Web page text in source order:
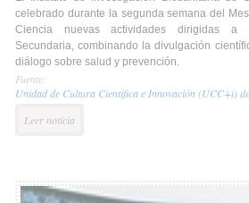
celebrado durante la segunda semana del
Ciencia nuevas actividades dirigidas a
Secundaria, combinando la divulgación
diálogo sobre salud y prevención.
Fuente:
Unidad de Cultura Científica e Innovación (UCC+i)
Leer noticia